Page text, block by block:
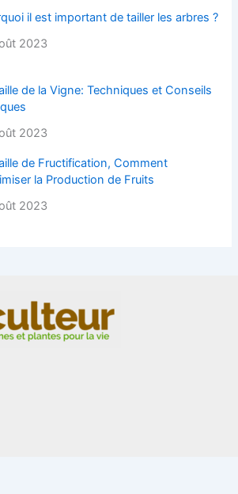
il est important de tailler les arbres ?
2023
de la Vigne: Techniques et Conseils
2023
de Fructification, Comment
la Production de Fruits
2023